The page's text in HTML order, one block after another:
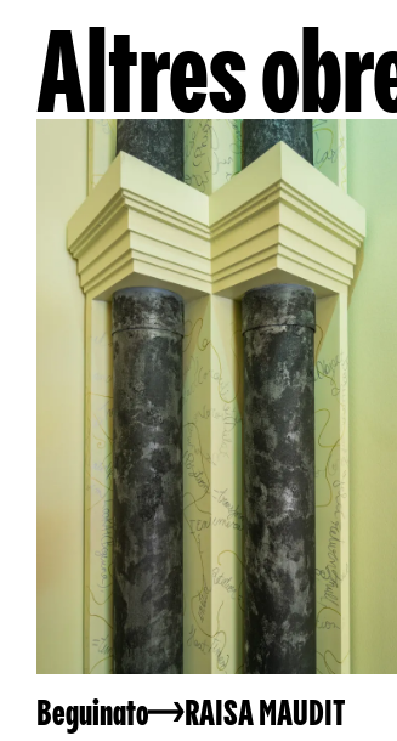
Altres
Beguinato RAISA MAUDIT